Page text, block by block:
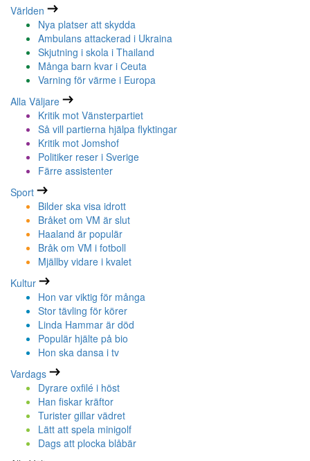
Världen
Nya platser att skydda
Ambulans attackerad i Ukraina
Skjutning i skola i Thailand
Många barn kvar i Ceuta
Varning för värme i Europa
Alla Väljare
Kritik mot Vänsterpartiet
Så vill partierna hjälpa flyktingar
Kritik mot Jomshof
Politiker reser i Sverige
Färre assistenter
Sport
Bilder ska visa idrott
Bråket om VM är slut
Haaland är populär
Bråk om VM i fotboll
Mjällby vidare i kvalet
Kultur
Hon var viktig för många
Stor tävling för körer
Linda Hammar är död
Populär hjälte på bio
Hon ska dansa i tv
Vardags
Dyrare oxfilé i höst
Han fiskar kräftor
Turister gillar vädret
Lätt att spela minigolf
Dags att plocka blåbär